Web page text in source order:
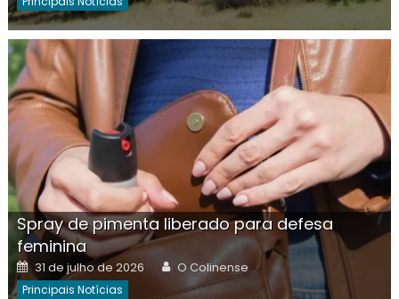
Spray de pimenta liberado para defesa
feminina
Posted
on
31 de julho de 2026 Author
O Colinense
Principais Notícias